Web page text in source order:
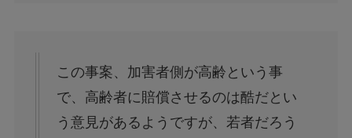
この事案、加害者側が高齢という事
で、高齢者に賠償させるのは酷だとい
う意見があるようですが、若者だろう